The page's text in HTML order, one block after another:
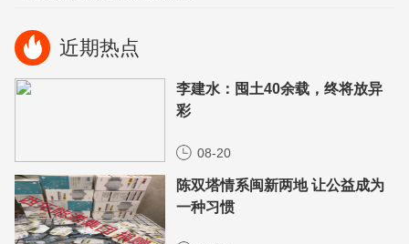
近期热点
李建水：囤土40余载，终将放异
彩
08-20
陈双塔情系闽新两地 让公益成为
一种习惯